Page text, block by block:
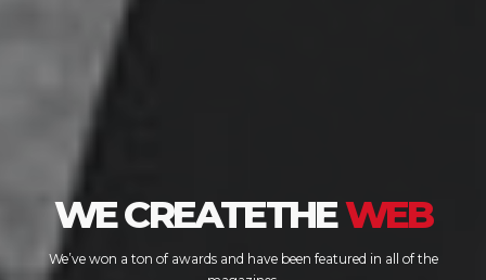
WE CREATETHEWEB
We’ve won a ton of awards and have been featured in all of the